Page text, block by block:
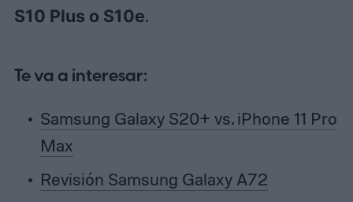
S10 Plus o S10e.
Te va a interesar:
Samsung Galaxy S20+ vs. iPhone 11 Pro
Max
Revisión Samsung Galaxy A72